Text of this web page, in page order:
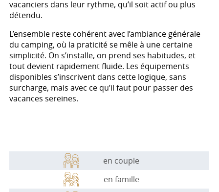
vacanciers dans leur rythme, qu’il soit actif ou plus
détendu.
L’ensemble reste cohérent avec l’ambiance générale
du camping, où la praticité se mêle à une certaine
simplicité. On s’installe, on prend ses habitudes, et
tout devient rapidement fluide. Les équipements
disponibles s’inscrivent dans cette logique, sans
surcharge, mais avec ce qu’il faut pour passer des
vacances sereines.
en couple
en famille